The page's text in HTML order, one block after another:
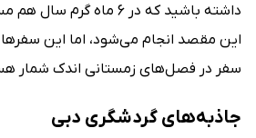
داشته باشید که در 6 ماه
این مقصد انجام می‌شود، اما این
سفر در فصل‌های زمستانی اندک شمار
جاذبه‌های گردشگری دبی